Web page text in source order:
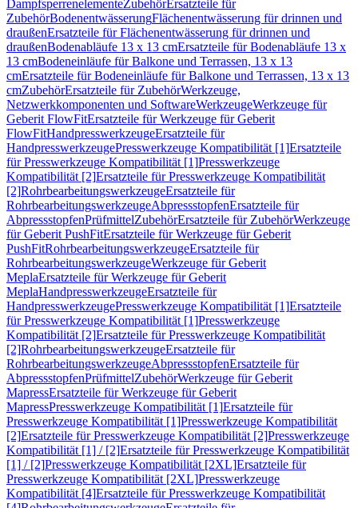
DampfsperrenelementeZubehörErsatzteile für
ZubehörBodenentwässerungFlächenentwässerung für drinnen und
draußenErsatzteile für Flächenentwässerung für drinnen und
draußenBodenabläufe 13 x 13 cmErsatzteile für Bodenabläufe 13 x
13 cmBodeneinläufe für Balkone und Terrassen, 13 x 13
cmErsatzteile für Bodeneinläufe für Balkone und Terrassen, 13 x 13
cmZubehörErsatzteile für ZubehörWerkzeuge,
Netzwerkkomponenten und SoftwareWerkzeugeWerkzeuge für
Geberit FlowFitErsatzteile für Werkzeuge für Geberit
FlowFitHandpresswerkzeugeErsatzteile für
HandpresswerkzeugePresswerkzeuge Kompatibilität [1]Ersatzteile
für Presswerkzeuge Kompatibilität [1]Presswerkzeuge
Kompatibilität [2]Ersatzteile für Presswerkzeuge Kompatibilität
[2]RohrbearbeitungswerkzeugeErsatzteile für
RohrbearbeitungswerkzeugeAbpressstopfenErsatzteile für
AbpressstopfenPrüfmittelZubehörErsatzteile für ZubehörWerkzeuge
für Geberit PushFitErsatzteile für Werkzeuge für Geberit
PushFitRohrbearbeitungswerkzeugeErsatzteile für
RohrbearbeitungswerkzeugeWerkzeuge für Geberit
MeplaErsatzteile für Werkzeuge für Geberit
MeplaHandpresswerkzeugeErsatzteile für
HandpresswerkzeugePresswerkzeuge Kompatibilität [1]Ersatzteile
für Presswerkzeuge Kompatibilität [1]Presswerkzeuge
Kompatibilität [2]Ersatzteile für Presswerkzeuge Kompatibilität
[2]RohrbearbeitungswerkzeugeErsatzteile für
RohrbearbeitungswerkzeugeAbpressstopfenErsatzteile für
AbpressstopfenPrüfmittelZubehörWerkzeuge für Geberit
MapressErsatzteile für Werkzeuge für Geberit
MapressPresswerkzeuge Kompatibilität [1]Ersatzteile für
Presswerkzeuge Kompatibilität [1]Presswerkzeuge Kompatibilität
[2]Ersatzteile für Presswerkzeuge Kompatibilität [2]Presswerkzeuge
Kompatibilität [1] / [2]Ersatzteile für Presswerkzeuge Kompatibilität
[1] / [2]Presswerkzeuge Kompatibilität [2XL]Ersatzteile für
Presswerkzeuge Kompatibilität [2XL]Presswerkzeuge
Kompatibilität [4]Ersatzteile für Presswerkzeuge Kompatibilität